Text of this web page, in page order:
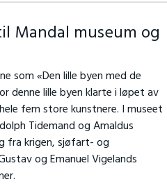
Mandal museum og
som «Den lille byen med de
denne lille byen klarte i løpet av
fem store kunstnere. I museet
Tidemand og Amaldus
fra krigen, sjøfart- og
og Emanuel Vigelands